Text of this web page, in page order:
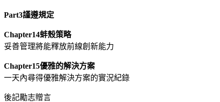
Part3謹遵規定
Chapter14蚌殼策略
妥善管理將能釋放前線創新能力
Chapter15優雅的解決方案
一天內尋得優雅解決方案的實況紀錄
後記勵志贈言